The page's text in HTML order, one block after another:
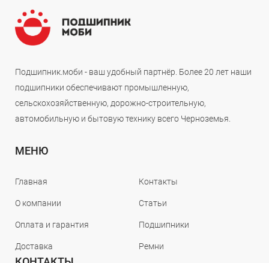
Подшипник.моби - ваш удобный партнёр. Более 20 лет наши
подшипники обеспечивают промышленную,
сельскохозяйственную, дорожно-строительную,
автомобильную и бытовую технику всего Черноземья.
МЕНЮ
Главная
О компании
Оплата и гарантия
Доставка
Контакты
Статьи
Подшипники
Ремни